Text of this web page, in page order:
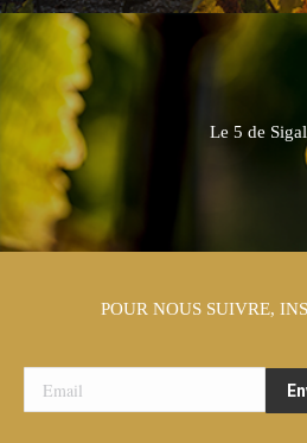
Le 5 de
POUR NOUS SUIVRE,